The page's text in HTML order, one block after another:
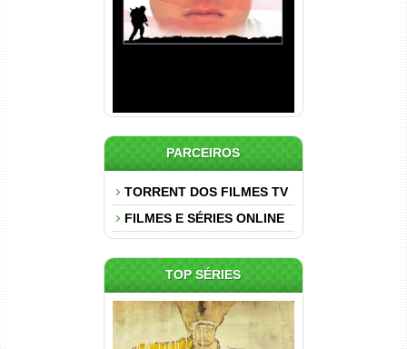
PARCEIROS
TORRENT DOS FILMES TV
FILMES E SÉRIES ONLINE
TOP SÉRIES